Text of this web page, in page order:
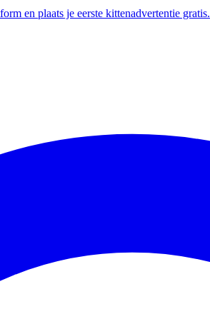
en plaats je eerste kittenadvertentie gratis.